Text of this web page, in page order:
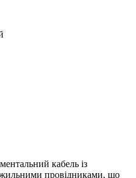
кабель із
провідниками, що